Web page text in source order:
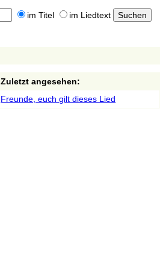
im Titel im Liedtext
Zuletzt angesehen:
Freunde, euch gilt dieses Lied